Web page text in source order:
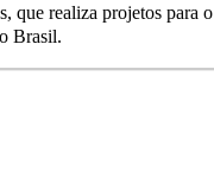
que realiza projetos para o
Brasil.